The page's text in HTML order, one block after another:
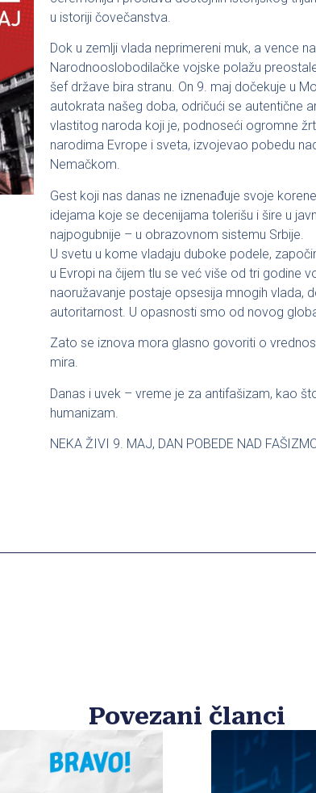
u istoriji čovečanstva.
Dok u zemlji vlada neprimereni muk, a vence
Narodnooslobodilačke vojske polažu
šef države bira stranu. On 9. maj dočekuje u
autokrata našeg doba, odričući se autentične
vlastitog naroda koji je, podnoseći ogromne
narodima Evrope i sveta, izvojevao pobedu
Nemačkom.
Gest koji nas danas ne iznenađuje svoje
idejama koje se decenijama tolerišu i šire u
najpogubnije – u obrazovnom sistemu Srbije.
U svetu u kome vladaju duboke podele,
u Evropi na čijem tlu se već više od tri godine
naoružavanje postaje opsesija mnogih vlada,
autoritarnost. U opasnosti smo od novog
Zato se iznova mora glasno govoriti o
mira.
Danas i uvek – vreme je za antifašizam, kao
humanizam.
NEKA ŽIVI 9. MAJ, DAN POBEDE NAD
Povezani članci